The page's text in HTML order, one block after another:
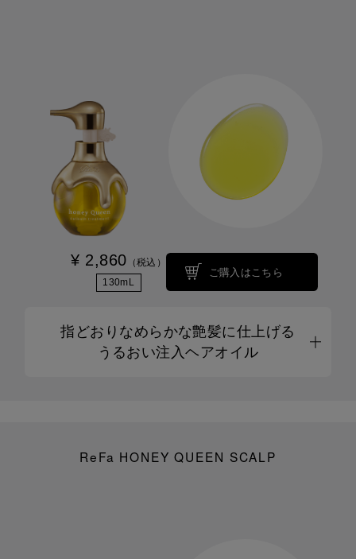
¥ 2,860 （税込）
130mL
ご購入はこちら
指どおりなめらかな艶髪に仕上げる
うるおい注入ヘアオイル
ReFa HONEY QUEEN SCALP